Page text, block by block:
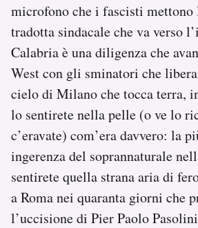
microfono che i fascisti mettono
tradotta sindacale che va verso
Calabria è una diligenza che
West con gli sminatori che
cielo di Milano che tocca terra,
lo sentirete nella pelle (o ve lo
c’eravate) com’era davvero: la
ingerenza del soprannaturale
sentirete quella strana aria di
a Roma nei quaranta giorni che
l’uccisione di Pier Paolo